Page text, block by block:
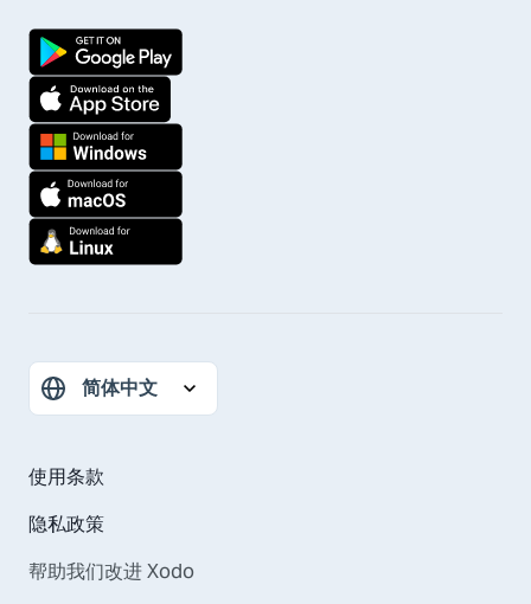
使用条款
隐私政策
帮助我们改进 Xodo